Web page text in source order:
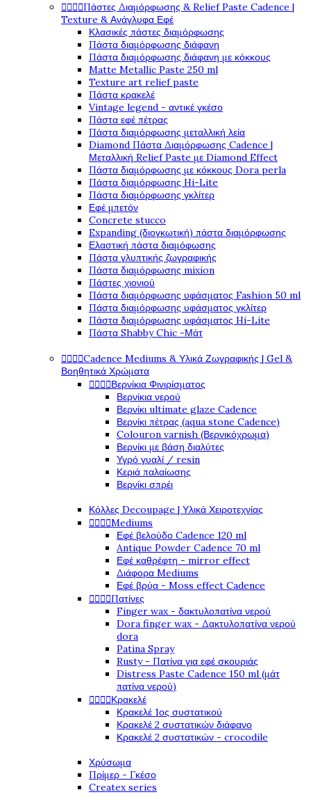
Πάστες Διαμόρφωσης & Relief Paste Cadence |
Texture & Ανάγλυφα Εφέ
Κλασικές πάστες διαμόρφωσης
Πάστα διαμόρφωσης διάφανη
Πάστα διαμόρφωσης διάφανη με κόκκους
Matte Metallic Paste 250 ml
Texture art relief paste
Πάστα κρακελέ
Vintage legend - αντικέ γκέσο
Πάστα εφέ πέτρας
Πάστα διαμόρφωσης μεταλλική λεία
Diamond Πάστα Διαμόρφωσης Cadence |
Μεταλλική Relief Paste με Diamond Effect
Πάστα διαμόρφωσης με κόκκους Dora perla
Πάστα διαμόρφωσης Hi-Lite
Πάστα διαμόρφωσης γκλίτερ
Εφέ μπετόν
Concrete stucco
Expanding (διογκωτική) πάστα διαμόρφωσης
Ελαστική πάστα διαμόφωσης
Πάστα γλυπτικής ζωγραφικής
Πάστα διαμόρφωσης mixion
Πάστες χιονιού
Πάστα διαμόρφωσης υφάσματος Fashion 50 ml
Πάστα διαμόρφωσης υφάσματος γκλίτερ
Πάστα διαμόρφωσης υφάσματος Hi-Lite
Πάστα Shabby Chic -Μάτ
Cadence Mediums & Υλικά Ζωγραφικής | Gel &
Βοηθητικά Χρώματα
Βερνίκια Φινιρίσματος
Βερνίκια νερού
Βερνίκι ultimate glaze Cadence
Βερνίκι πέτρας (aqua stone Cadence)
Colouron varnish (Βερνικόχρωμα)
Βερνίκι με βάση διαλύτες
Υγρό γυαλί / resin
Κεριά παλαίωσης
Βερνίκι σπρέι
Κόλλες Decoupage | Υλικά Χειροτεχνίας
Mediums
Εφέ βελούδο Cadence 120 ml
Antique Powder Cadence 70 ml
Εφέ καθρέφτη - mirror effect
Διάφορα Mediums
Εφέ βρύα - Moss effect Cadence
Πατίνες
Finger wax - δακτυλοπατίνα νερού
Dora finger wax - Δακτυλοπατίνα νερού
dora
Patina Spray
Rusty - Πατίνα για εφέ σκουριάς
Distress Paste Cadence 150 ml (μάτ
πατίνα νερού)
Κρακελέ
Κρακελέ 1ος συστατικού
Κρακελέ 2 συστατικών διάφανο
Κρακελέ 2 συστατικών - crocodile
Χρύσωμα
Πρίμερ - Γκέσο
Createx series